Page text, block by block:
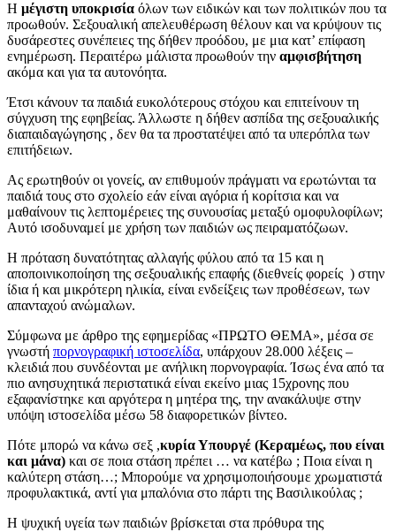
Η μέγιστη υποκρισία όλων των ειδικών και των πολιτικών που τα
προωθούν. Σεξουαλική απελευθέρωση θέλουν και να κρύψουν τις
δυσάρεστες συνέπειες της δήθεν προόδου, με μια κατ’ επίφαση
ενημέρωση. Περαιτέρω μάλιστα προωθούν την αμφισβήτηση
ακόμα και για τα αυτονόητα.
Έτσι κάνουν τα παιδιά ευκολότερους στόχου και επιτείνουν τη
σύγχυση της εφηβείας. Άλλωστε η δήθεν ασπίδα της σεξουαλικής
διαπαιδαγώγησης , δεν θα τα προστατέψει από τα υπερόπλα των
επιτήδειων.
Ας ερωτηθούν οι γονείς, αν επιθυμούν πράγματι να ερωτώνται τα
παιδιά τους στο σχολείο εάν είναι αγόρια ή κορίτσια και να
μαθαίνουν τις λεπτομέρειες της συνουσίας μεταξύ ομοφυλοφίλων;
Αυτό ισοδυναμεί με χρήση των παιδιών ως πειραματόζωων.
Η πρόταση δυνατότητας αλλαγής φύλου από τα 15 και η
αποποινικοποίηση της σεξουαλικής επαφής (διεθνείς φορείς ) στην
ίδια ή και μικρότερη ηλικία, είναι ενδείξεις των προθέσεων, των
απανταχού ανώμαλων.
Σύμφωνα με άρθρο της εφημερίδας «ΠΡΩΤΟ ΘΕΜΑ», μέσα σε
γνωστή πορνογραφική ιστοσελίδα, υπάρχουν 28.000 λέξεις –
κλειδιά που συνδέονται με ανήλικη πορνογραφία. Ίσως ένα από τα
πιο ανησυχητικά περιστατικά είναι εκείνο μιας 15χρονης που
εξαφανίστηκε και αργότερα η μητέρα της, την ανακάλυψε στην
υπόψη ιστοσελίδα μέσω 58 διαφορετικών βίντεο.
Πότε μπορώ να κάνω σεξ ,κυρία Υπουργέ (Κεραμέως, που είναι
και μάνα) και σε ποια στάση πρέπει … να κατέβω ; Ποια είναι η
καλύτερη στάση…; Μπορούμε να χρησιμοποιήσουμε χρωματιστά
προφυλακτικά, αντί για μπαλόνια στο πάρτι της Βασιλικούλας ;
Η ψυχική υγεία των παιδιών βρίσκεται στα πρόθυρα της